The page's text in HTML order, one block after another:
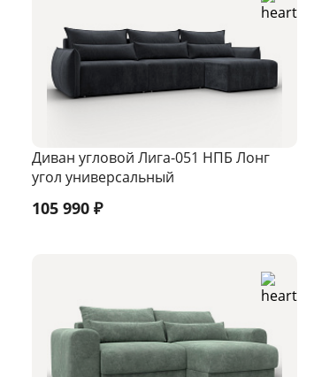
Диван угловой Лига-051 НПБ Лонг
угол универсальный
105 990 ₽